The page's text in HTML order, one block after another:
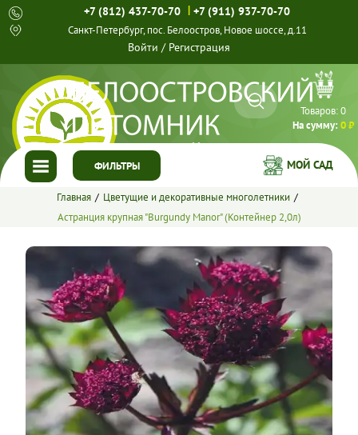
+7 (812) 437-70-70 | +7 (911) 937-70-70
Санкт-Петербург, пос. Белоостров, Новое шоссе, д.11
Войти / Регистрация
Товаров:0
На сумму:0 ₽
ФИЛЬТРЫ
ГЛАВНАЯ
КАТАЛОГ
СПЕЦПРЕДЛОЖЕНИЯ
ГОТОВЫЕ РЕШЕНИЯ
О НАС
УСЛОВИЯ РАБОТЫ
КОНТАКТЫ
МОЙ САД
Главная
Цветущие и декоративные многолетники
Астранция крупная "Burgundy Manor" (Контейнер 2,0л)